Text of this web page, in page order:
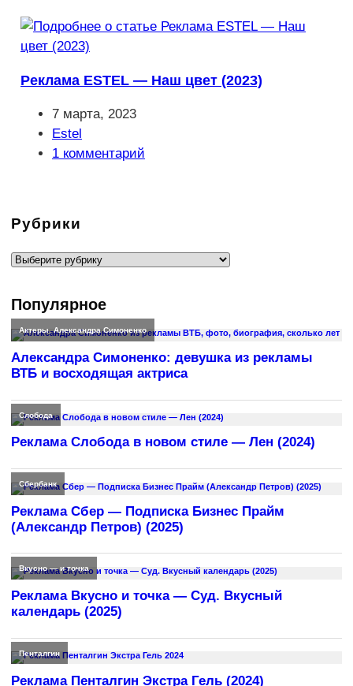
Реклама ESTEL — Наш цвет (2023)
Запись
опубликована:
7 марта, 2023
Рубрика
записи:
Estel
Комментарии
1 комментарий
Рубрики
Рубрики
Популярное
Актеры,Александра Симоненко
Александра Симоненко: девушка из рекламы
ВТБ и восходящая актриса
Слобода
Реклама Слобода в новом стиле — Лен (2024)
Сбербанк
Реклама Сбер — Подписка Бизнес Прайм
(Александр Петров) (2025)
Вкусно — и точка
Реклама Вкусно и точка — Суд. Вкусный
календарь (2025)
Пенталгин
Реклама Пенталгин Экстра Гель (2024)